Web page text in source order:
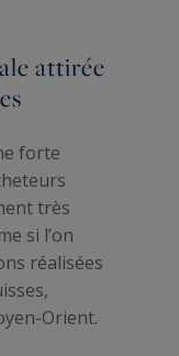
attirée
forte
très
si l’on
réalisées
Orient.